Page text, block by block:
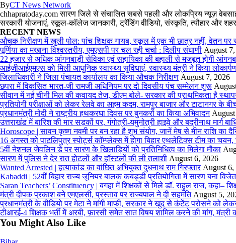
ByCT News Network
chhapratoday.com सारण जिले से संचालित सबसे पहली और लोकप्रिय न्यूज़
सरकारी योजनाएं, स्कूल-कॉलेज जानकारी, ट्रेंडिंग वीडियो, संस्कृति, त्यौहार
RECENT NEWS
औचक निरीक्षण में खुली पोल: पांच शिक्षक गायब, स्कूल में एक भी छात्र नहीं, वेतन पर
पूर्णिया का मखाना विश्वस्तरीय, एमएसपी पर चल रही चर्चा : दिलीप संघाणी August
22 हजार से अधिक आंगनबाड़ी सेविका एवं सहायिका की बहाली से मजबूत होगी
आईजीआईएमएस काे मिली आधुनिक स्वास्थ्य सुविधाएं, स्वास्थ्य मंत्री ने किया
जिलाधिकारी ने जिला पंचायत कार्यालय का किया औचक निरीक्षण August 7, 2026
छपरा में विकसित भारत-जी रामजी अधिनियम पर दो दिवसीय पंच सम्मेलन शुरू
सीवान में नई चीनी मिल की कवायद तेज, डीएम बोले- सरकार की प्राथमिकता है
प्रतियोगी परीक्षाओं को लेकर रेलवे का अहम कदम, रामपुर बाजार और टाटानगर के
प्रधानमंत्री मोदी ने राष्ट्रीय हथकरघा दिवस पर बुनकरों का किया अभिवादन
उत्तराखंड में बारिश की मार सड़कों पर, गंगोत्री-यमुनोत्री हाइवे और बद्रीनाथ मार्ग
Horoscope | सावन कृष्ण नवमी पर बन रहा है शुभ संयोग, जानें मेष से मीन राशि का
16 अगस्त को पाटलिपुत्र स्पोर्ट्स कॉम्प्लेक्स में होगा बिहार एथलेटिक्स टीम का
5वीं नेशनल जेवलिन डे पर सारण के खिलाड़ियों को प्रतिनिधित्व का मिलेगा मौका
सारण में पुलिस ने देर रात होटलों और हॉस्टलों की ली तलाशी August 6, 2026
Wanted Arrested | हत्याकांड का वांछित अभियुक्त दुधनाथ राम गिरफ्तार August 6,
Kabaddi | 52वीं बिहार राज्य जूनियर बालक कबड्डी प्रतियोगिता में सारण बना
Saran Teachers’ Constituency | बगहा में शिक्षकों से मिले डॉ. राहुल राज, कहा–
मंत्री दीपक प्रकाश बने एमएलसी, प्रस्ताव पर राज्यपाल ने दी सहमति August 5,
प्रधानमंत्री के वीडियो पर मेटा ने मांगी माफी, सरकार ने खुद से कंटेंट परोसने को
टीआरई-4 शिक्षक भर्ती में अरबी, फ़ारसी समेत सात विषय शामिल करने की मांग, मंत्री
You Might Also Like